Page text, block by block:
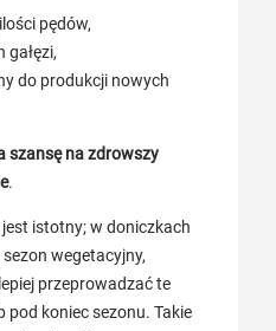
pędów,
gałęzi,
do produkcji nowych
szansę na zdrowszy
.
istotny; w doniczkach
wegetacyjny,
przeprowadzać te
koniec sezonu. Takie